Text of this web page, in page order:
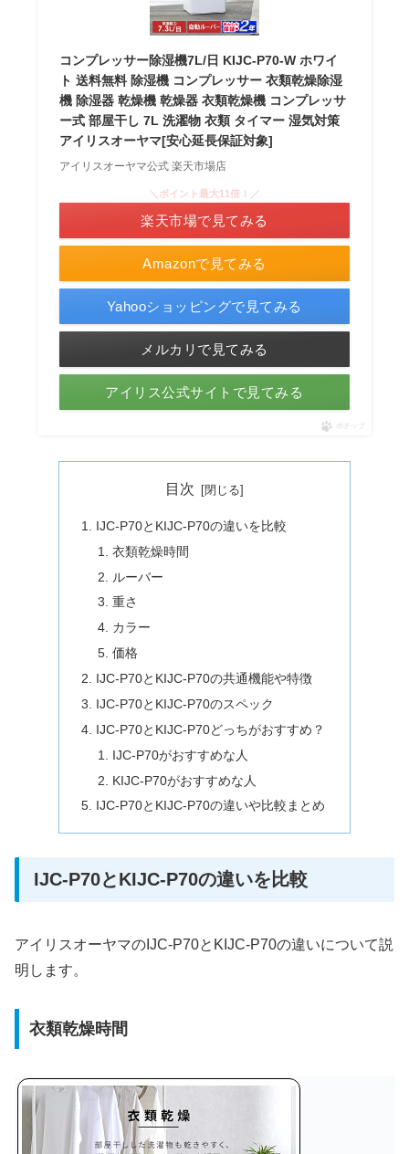
コンプレッサー除湿機7L/日 KIJC-P70-W ホワイ
ト 送料無料 除湿機 コンプレッサー 衣類乾燥除湿
機 除湿器 乾燥機 乾燥器 衣類乾燥機 コンプレッサ
ー式 部屋干し 7L 洗濯物 衣類 タイマー 湿気対策
アイリスオーヤマ[安心延長保証対象]
アイリスオーヤマ公式 楽天市場店
Amazonで見てみる
＼ポイント最大11倍！／
楽天市場で見てみる
Yahooショッピングで見てみる
メルカリで見てみる
アイリス公式サイトで見てみる
ポチップ
目次
IJC-P70とKIJC-P70の違いを比較
衣類乾燥時間
ルーバー
重さ
カラー
価格
IJC-P70とKIJC-P70の共通機能や特徴
IJC-P70とKIJC-P70のスペック
IJC-P70とKIJC-P70どっちがおすすめ？
IJC-P70がおすすめな人
KIJC-P70がおすすめな人
IJC-P70とKIJC-P70の違いや比較まとめ
IJC-P70とKIJC-P70の違いを比較
アイリスオーヤマのIJC-P70とKIJC-P70の違いについて説
明します。
衣類乾燥時間